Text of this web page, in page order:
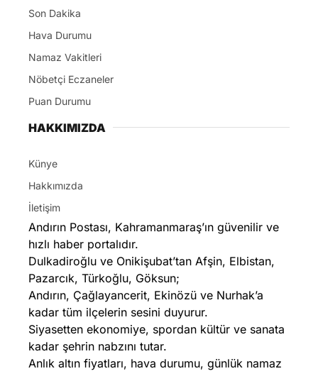
Son Dakika
Hava Durumu
Namaz Vakitleri
Nöbetçi Eczaneler
Puan Durumu
HAKKIMIZDA
Künye
Hakkımızda
İletişim
Andırın Postası, Kahramanmaraş’ın güvenilir ve
hızlı haber portalıdır.
Dulkadiroğlu ve Onikişubat’tan Afşin, Elbistan,
Pazarcık, Türkoğlu, Göksun;
Andırın, Çağlayancerit, Ekinözü ve Nurhak’a
kadar tüm ilçelerin sesini duyurur.
Siyasetten ekonomiye, spordan kültür ve sanata
kadar şehrin nabzını tutar.
Anlık altın fiyatları, hava durumu, günlük namaz